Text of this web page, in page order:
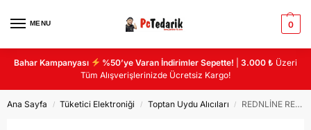
MENU 0
Bahar Kampanyası %50’ye Varan İndirimler Sepette! |3.000 ₺ Üzeri
Tüm Alışverişlerinizde Ücretsiz Kargo!
Ana Sayfa / Tüketici Elektroniği / Toptan Uydu Alıcıları / REDNLİNE RED360 NANO4K 2GB RAM 16GB ROM ANDROID TVBOX